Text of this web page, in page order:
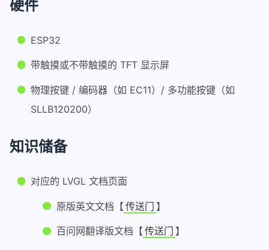
硬件
ESP32
带触摸或不带触摸的 TFT 显示屏
物理按键 / 编码器（如 EC11）/ 多功能按键（如
SLLB120200）
知识储备
对应的 LVGL 文档页面
原版英文文档【传送门 】
百问网翻译版文档【传送门 】